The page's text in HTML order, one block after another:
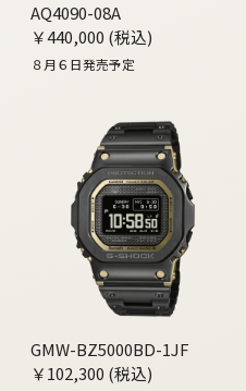
AQ4090-08A
￥440,000 (税込)
８月６日発売予定
GMW-BZ5000BD-1JF
￥102,300 (税込)